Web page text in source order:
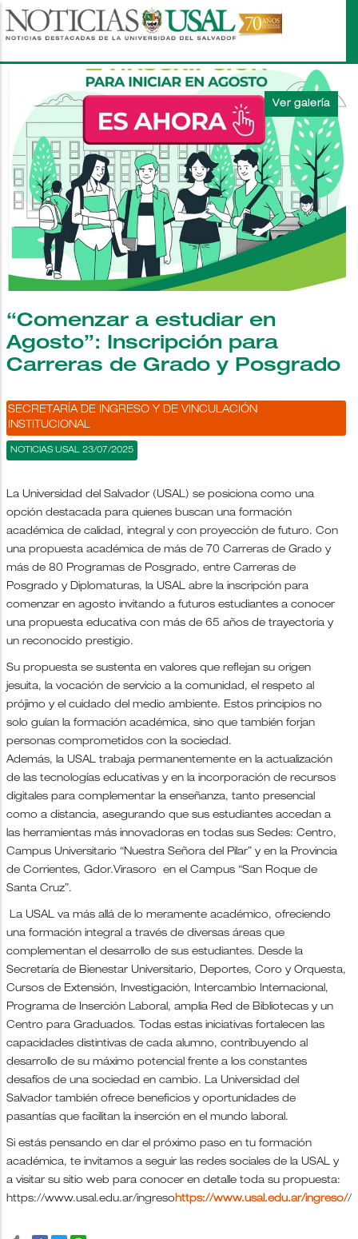
Pasar
al
principal
“Comenzar a estudiar en
Agosto”: Inscripción para
Carreras de Grado y Posgrado
SECRETARÍA DE INGRESO Y DE VINCULACIÓN
INSTITUCIONAL
NOTICIAS USAL 23/07/2025
La Universidad del Salvador (USAL) se posiciona como una
opción destacada para quienes buscan una formación
académica de calidad, integral y con proyección de futuro. Con
una propuesta académica de más de 70 Carreras de Grado y
más de 80 Programas de Posgrado, entre Carreras de
Posgrado y Diplomaturas, la USAL abre la inscripción para
comenzar en agosto invitando a futuros estudiantes a conocer
una propuesta educativa con más de 65 años de trayectoria y
un reconocido prestigio.
Su propuesta se sustenta en valores que reflejan su origen
jesuita, la vocación de servicio a la comunidad, el respeto al
prójimo y el cuidado del medio ambiente. Estos principios no
solo guían la formación académica, sino que también forjan
personas comprometidos con la sociedad.
Además, la USAL trabaja permanentemente en la actualización
de las tecnologías educativas y en la incorporación de recursos
digitales para complementar la enseñanza, tanto presencial
como a distancia, asegurando que sus estudiantes accedan a
las herramientas más innovadoras en todas sus Sedes: Centro,
Campus Universitario “Nuestra Señora del Pilar” y en la Provincia
de Corrientes, Gdor.Virasoro en el Campus “San Roque de
Santa Cruz”.
La USAL va más allá de lo meramente académico, ofreciendo
una formación integral a través de diversas áreas que
complementan el desarrollo de sus estudiantes. Desde la
Secretaría de Bienestar Universitario, Deportes, Coro y Orquesta,
Cursos de Extensión, Investigación, Intercambio Internacional,
Programa de Inserción Laboral, amplia Red de Bibliotecas y un
Centro para Graduados. Todas estas iniciativas fortalecen las
capacidades distintivas de cada alumno, contribuyendo al
desarrollo de su máximo potencial frente a los constantes
desafíos de una sociedad en cambio. La Universidad del
Salvador también ofrece beneficios y oportunidades de
pasantías que facilitan la inserción en el mundo laboral.
Si estás pensando en dar el próximo paso en tu formación
académica, te invitamos a seguir las redes sociales de la USAL y
a visitar su sitio web para conocer en detalle toda su propuesta:
https://www.usal.edu.ar/ingresohttps://www.usal.edu.ar/ingreso//